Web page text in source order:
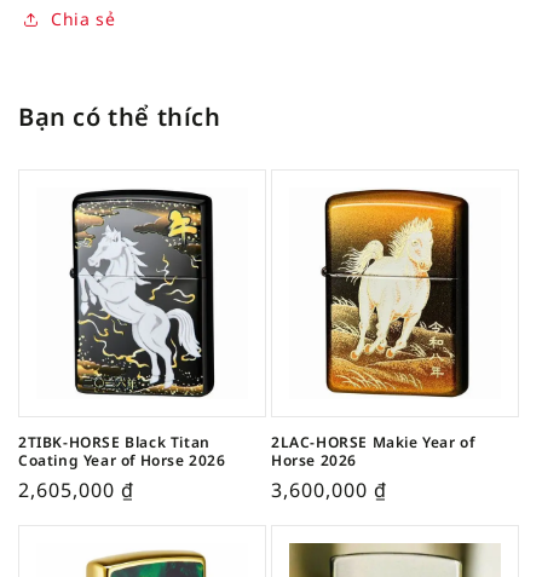
Chia sẻ
Bạn có thể thích
2TIBK-HORSE Black Titan
Coating Year of Horse 2026
2,605,000 ₫
2LAC-HORSE Makie Year of
Horse 2026
3,600,000 ₫